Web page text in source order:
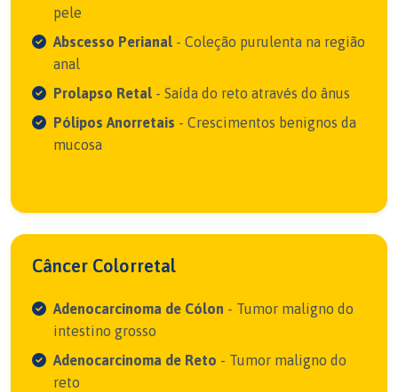
pele
Abscesso Perianal - Coleção purulenta na região
anal
Prolapso Retal - Saída do reto através do ânus
Pólipos Anorretais - Crescimentos benignos da
mucosa
Câncer Colorretal
Adenocarcinoma de Cólon - Tumor maligno do
intestino grosso
Adenocarcinoma de Reto - Tumor maligno do
reto